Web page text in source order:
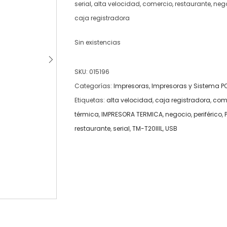
serial, alta velocidad, comercio, restaurante,
caja registradora
Sin existencias
SKU: 015196
Categorías: Impresoras,Impresoras y Sistema
Etiquetas: alta velocidad,caja registradora,
térmica,IMPRESORA TERMICA,negocio,periférico,
restaurante,serial,TM-T20IIIL,USB